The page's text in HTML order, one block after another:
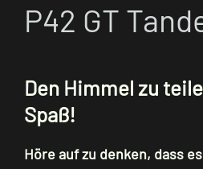
P42 GT
Den Himmel zu
Spaß!
Höre auf zu denken, dass